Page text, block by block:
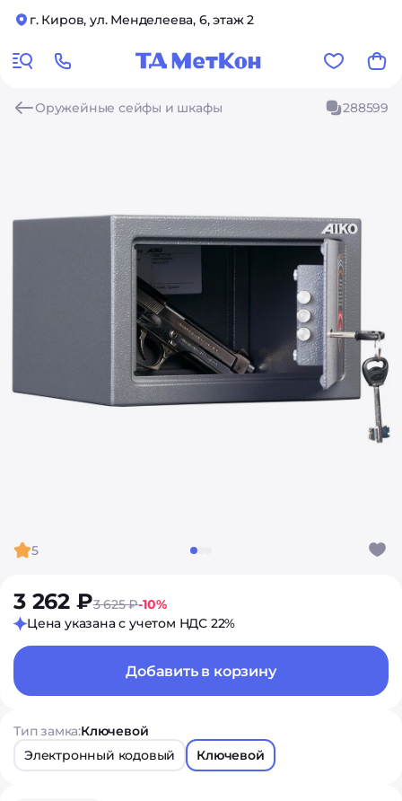
г. Киров, ул. Менделеева, 6, этаж 2
Оружейные сейфы и шкафы 288599
5
3 262 ₽3 625 ₽-10%
Цена указана с учетом НДС 22%
Добавить в корзину
Тип замка:Ключевой
Электронный кодовый
Ключевой